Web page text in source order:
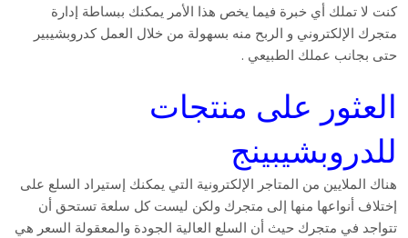
كنت لا تملك أي خبرة فيما يخص هذا الأمر يمكنك ببساطة إدارة
متجرك الإلكتروني و الربح منه بسهولة من خلال العمل كدروبشيبير
حتى بجانب عملك الطبيعي .
العثور على منتجات
للدروبشيبينج
هناك الملايين من المتاجر الإلكترونية التي يمكنك إستيراد السلع على
إختلاف أنواعها منها إلى متجرك ولكن ليست كل سلعة تستحق أن
تتواجد في متجرك حيث أن السلع العالية الجودة والمعقولة السعر هي